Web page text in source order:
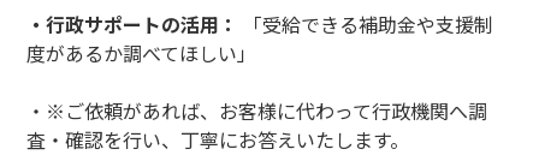
・行政サポートの活用：
「受給できる補助金や支援制
度があるか調べてほしい」
・※ご依頼があれば、お客様に代わって行政機関へ調
査・確認を行い、丁寧にお答えいたします。